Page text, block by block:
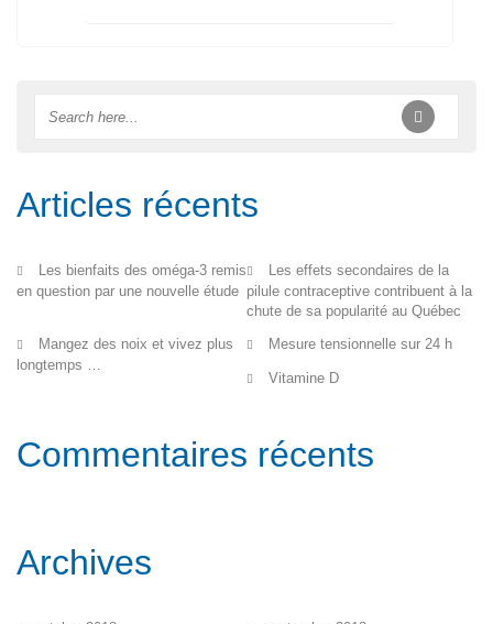
Articles récents
Les bienfaits des oméga-3 remis
en question par une nouvelle étude
Les effets secondaires de la
pilule contraceptive contribuent à la
chute de sa popularité au Québec
Mangez des noix et vivez plus
longtemps …
Mesure tensionnelle sur 24 h
Vitamine D
Commentaires récents
Archives